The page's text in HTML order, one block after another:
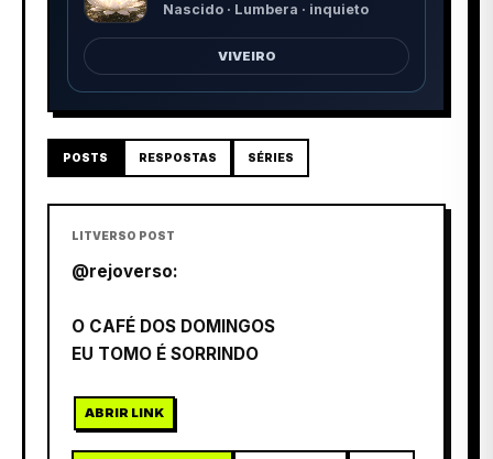
Nascido · Lumbera · inquieto
VIVEIRO
POSTS RESPOSTAS SÉRIES
LITVERSO POST
@rejoverso:
O CAFÉ DOS DOMINGOS
EU TOMO É SORRINDO
ABRIR LINK